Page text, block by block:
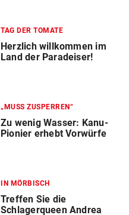
TAG DER TOMATE
Herzlich willkommen im
Land der Paradeiser!
„MUSS ZUSPERREN“
Zu wenig Wasser: Kanu-
Pionier erhebt Vorwürfe
IN MÖRBISCH
Treffen Sie die
Schlagerqueen Andrea